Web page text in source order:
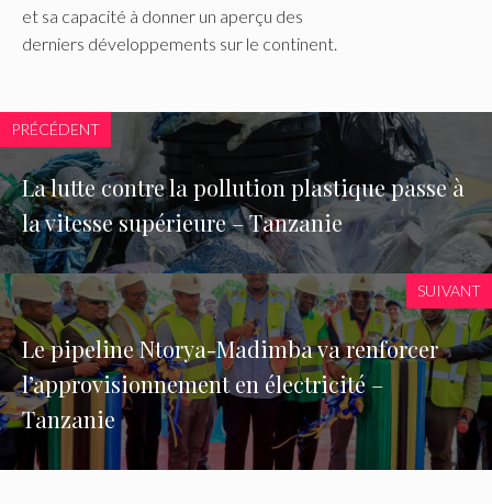
et sa capacité à donner un aperçu des
derniers développements sur le continent.
PRÉCÉDENT
La lutte contre la pollution plastique passe à
la vitesse supérieure – Tanzanie
SUIVANT
Le pipeline Ntorya-Madimba va renforcer
l’approvisionnement en électricité –
Tanzanie